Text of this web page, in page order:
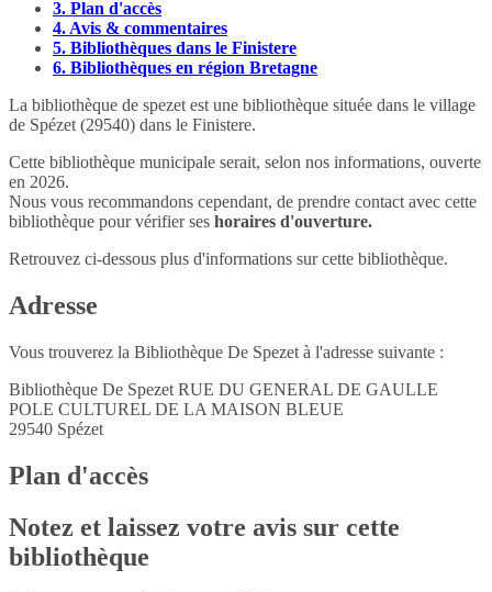
3. Plan d'accès
4. Avis & commentaires
5. Bibliothèques dans le Finistere
6. Bibliothèques en région Bretagne
La bibliothèque de spezet est une bibliothèque située dans le village
de Spézet (29540) dans le Finistere.
Cette bibliothèque municipale serait, selon nos informations, ouverte
en 2026.
Nous vous recommandons cependant, de prendre contact avec cette
bibliothèque pour vérifier ses horaires d'ouverture.
Retrouvez ci-dessous plus d'informations sur cette bibliothèque.
Adresse
Vous trouverez la Bibliothèque De Spezet à l'adresse suivante :
Bibliothèque De Spezet RUE DU GENERAL DE GAULLE
POLE CULTUREL DE LA MAISON BLEUE
29540 Spézet
Plan d'accès
Notez et laissez votre avis sur cette
bibliothèque